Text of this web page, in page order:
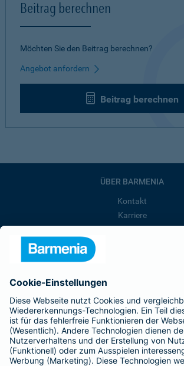
Beitrag berechnen
Möchten Sie den Beitrag berechnen?
Angebot anfordern
Beitrag berechnen
ÜBER BARMENIA
Kontakt
Karriere
Barmenia ist Teil der
BELIEBTE SEITEN
Kranken-
Tierversicherungen
Haftpflichtversicherung